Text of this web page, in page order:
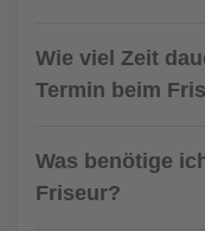
Wie viel Zeit
Termin beim
Was benötige
Friseur?